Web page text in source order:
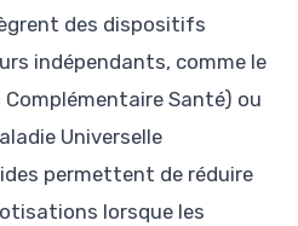
des dispositifs
indépendants, comme le
Santé) ou
Universelle
permettent de réduire
lorsque les